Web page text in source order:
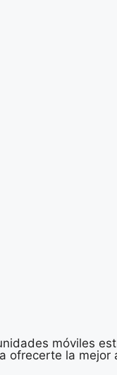
móviles
ofrecerte la mejor